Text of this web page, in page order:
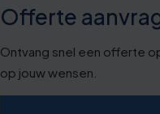
Offerte
Ontvang snel een offerte
op jouw wensen.